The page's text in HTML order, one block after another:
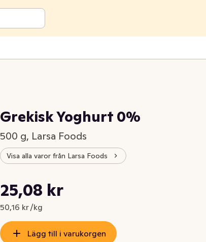
Grekisk Yoghurt 0%
500 g, Larsa Foods
Visa alla varor från Larsa Foods
Nuvarande pris är: 25,08 kr
25,08 kr
50,16 kr /kg
Styckpris: 50,16 kr /kg
Lägg till i varukorgen